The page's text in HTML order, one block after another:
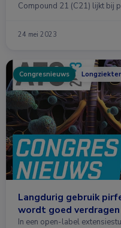
Compound 21 (C21) lijkt bij
24 mei 2023
Congresnieuws
Langdurig gebruik
wordt goed verdragen
In een open-label